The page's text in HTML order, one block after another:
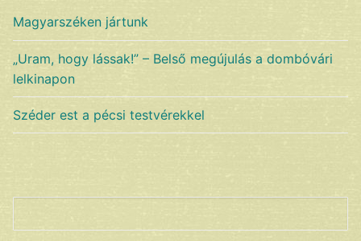
Magyarszéken jártunk
„Uram, hogy lássak!” – Belső megújulás a dombóvári
lelkinapon
Széder est a pécsi testvérekkel